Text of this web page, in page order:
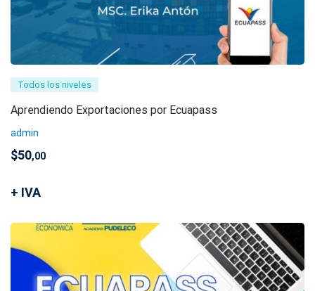
Todos los niveles
Aprendiendo Exportaciones por Ecuapass
admin
$50,00
+ IVA